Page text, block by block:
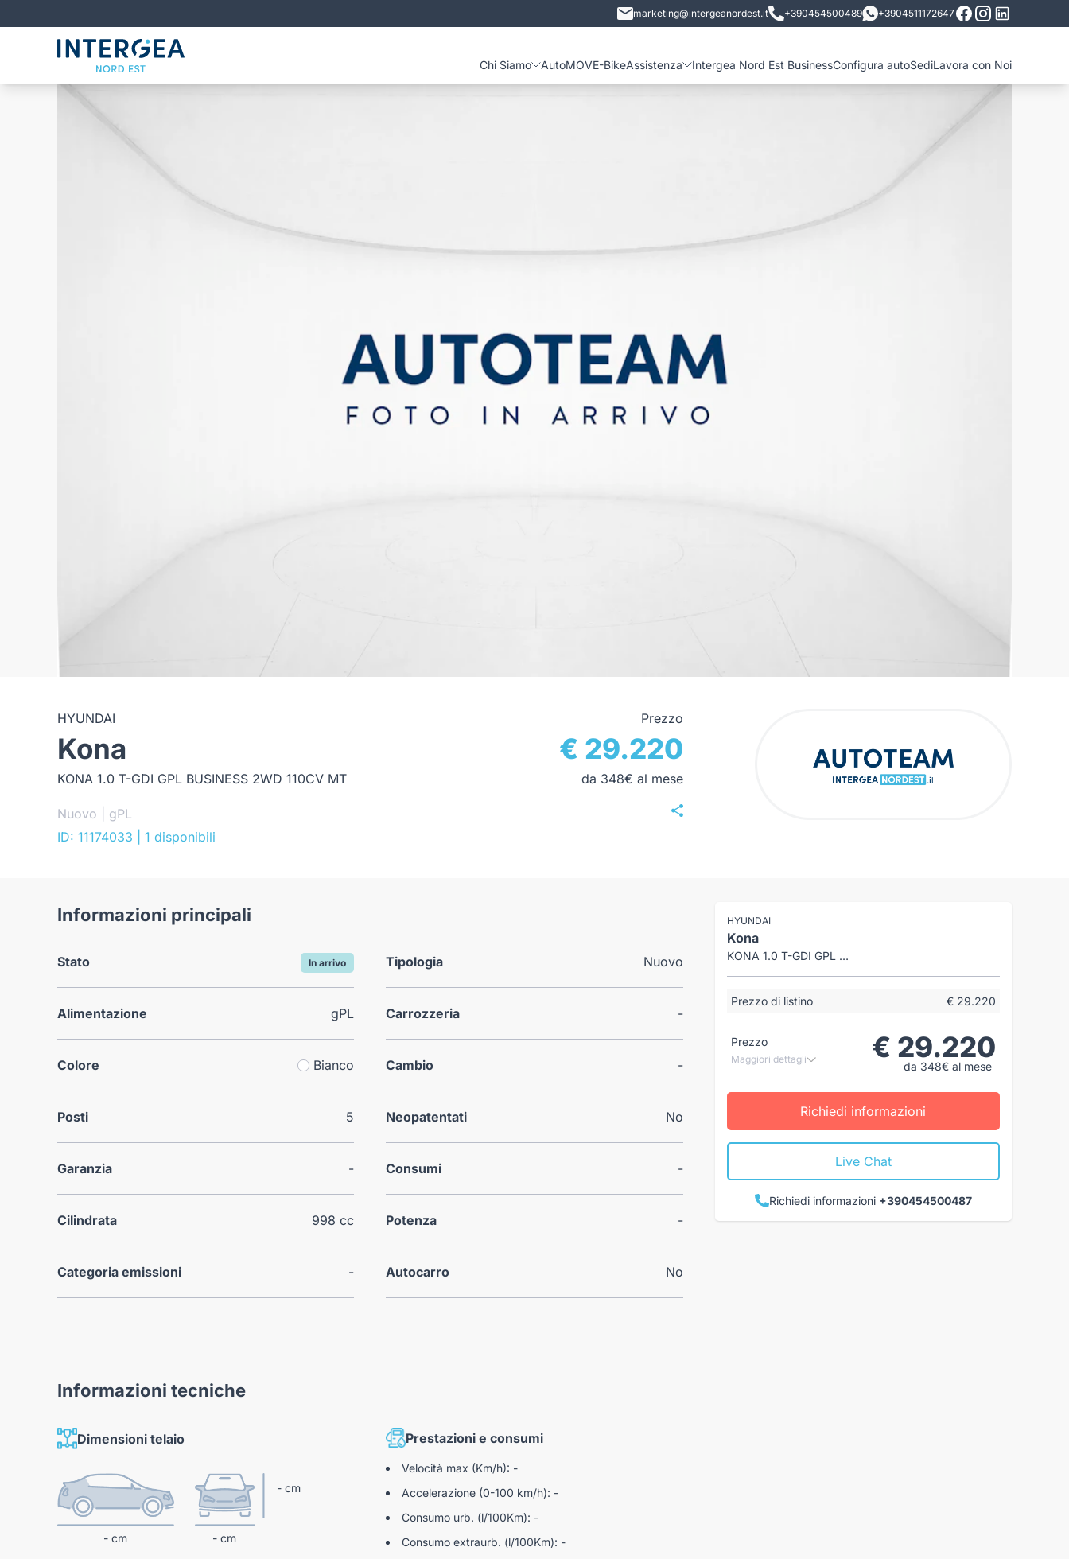
marketing@intergeanordest.it +390454500489 +3904511172647
Chi Siamo AutoMOVE-BikeAssistenza Intergea Nord Est BusinessConfigura autoSediLavora con Noi
HYUNDAI
Kona
KONA 1.0 T-GDI GPL BUSINESS 2WD 110CV MT
Nuovo | gPL
ID: 11174033
| 1 disponibili
Prezzo
€ 29.220
da 348€ al mese
Informazioni principali
Stato In arrivo Tipologia Nuovo
Alimentazione gPL Carrozzeria -
Colore Bianco Cambio -
Posti 5 Neopatentati No
Garanzia - Consumi -
Cilindrata 998 cc Potenza -
Categoria emissioni - Autocarro No
Informazioni tecniche
Dimensioni telaio
- cm - cm
- cm
Prestazioni e consumi
Velocità max (Km/h): -
Accelerazione (0-100 km/h): -
Consumo urb. (l/100Km): -
Consumo extraurb. (l/100Km): -
HYUNDAI
Kona
KONA 1.0 T-GDI GPL BUSINESS 2WD 110CV MT
Prezzo di listino € 29.220
Prezzo
Maggiori dettagli € 29.220
da 348€ al mese
Richiedi informazioni
Live Chat
Richiedi informazioni +390454500487